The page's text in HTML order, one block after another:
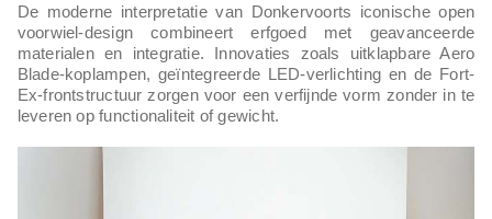
De moderne interpretatie van Donkervoorts iconische open
voorwiel-design combineert erfgoed met geavanceerde
materialen en integratie. Innovaties zoals uitklapbare Aero
Blade-koplampen, geïntegreerde LED-verlichting en de Fort-
Ex-frontstructuur zorgen voor een verfijnde vorm zonder in te
leveren op functionaliteit of gewicht.